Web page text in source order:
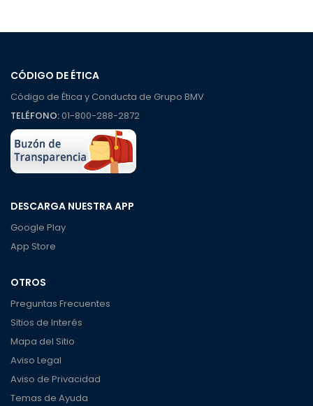
CÓDIGO DE ÉTICA
Código de Ética y Conducta de Grupo BMV
TELÉFONO:01-800-288-2872
DESCARGA NUESTRA APP
Google Play
App Store
OTROS
Preguntas Frecuentes
Sitios de Interés
Mapa del Sitio
Aviso Legal
Aviso de Privacidad
Temas de Ayuda